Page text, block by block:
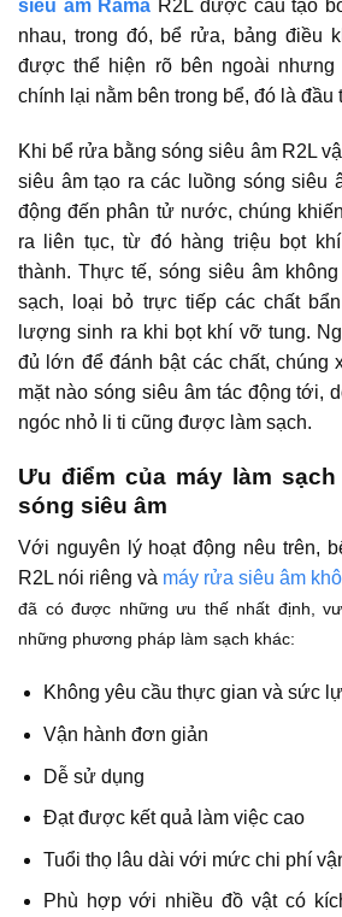
siêu âm Rama R2L được cấu tạo
nhau, trong đó, bể rửa, bảng điều
được thể hiện rõ bên ngoài nhưng
chính lại nằm bên trong bể, đó là đầu
Khi bể rửa bằng sóng siêu âm R2L
siêu âm tạo ra các luồng sóng siêu
động đến phân tử nước, chúng
ra liên tục, từ đó hàng triệu bọt
thành. Thực tế, sóng siêu âm
sạch, loại bỏ trực tiếp các chất
lượng sinh ra khi bọt khí vỡ tung.
đủ lớn để đánh bật các chất, chúng
mặt nào sóng siêu âm tác động tới,
ngóc nhỏ li ti cũng được làm sạch.
Ưu điểm của máy làm
sóng siêu âm
Với nguyên lý hoạt động nêu trên,
R2L nói riêng và máy rửa siêu âm
đã có được những ưu thế nhất định,
những phương pháp làm sạch khác:
Không yêu cầu thực gian và sức
Vận hành đơn giản
Dễ sử dụng
Đạt được kết quả làm việc cao
Tuổi thọ lâu dài với mức chi phí
Phù hợp với nhiều đồ vật có